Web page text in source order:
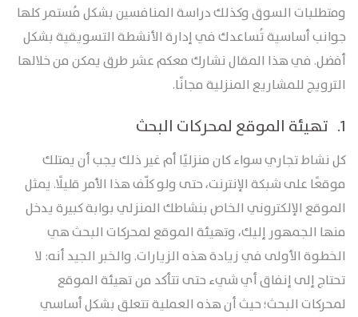
ومتطلبات السوق وكذلك دراسة المنافسين بشكل مُستمر كلها
جوانب أساسية تُساعدك في إدارة الأنشطة التسويقية بشكل
أفضل. في هذا المقال نشارك معكم عشر طرق يمكن من خلالها
الترويج للمشاريع المنزلية مجانًا.
1. تهيئة الموقع لمحركات البحث
كل نشاط تجاري سواء كان منزليًا أم غير ذلك يجب أن يمتلك
موقعًا على شبكة الإنترنت، حتى ولو كلّف هذا الأمر قليلًا. يمثل
الموقع الإلكتروني الخاص بنشاطك المنزلي بوابة كبيرة يدخل
منها الجمهور إليك، وتهيئة الموقع لمحركات البحث هي
الخطوة الأولى في زيادة هذه الزيارات. والخبر الجيد أنه: لا
تحتاج إلى إنفاق أي شيء حتى تتأكد من تهيئة الموقع
لمحركات البحث؛ حيث أن هذه العملية تتعلق بشكل أساسي